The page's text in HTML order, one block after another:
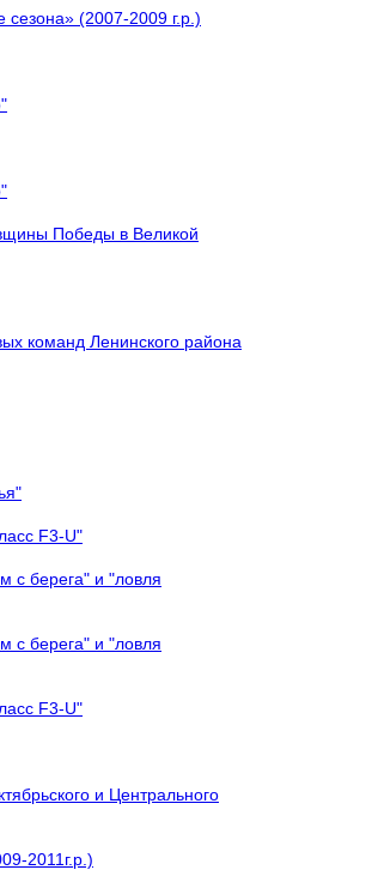
(2007-2009 г.р.)
Победы в Великой
команд Ленинского района
F3-U"
с берега" и "ловля
с берега" и "ловля
F3-U"
и Центрального
2011г.р.)